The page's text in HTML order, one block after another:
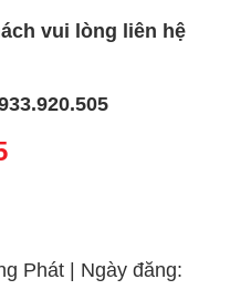
vui lòng liên hệ
Phát | Ngày đăng: